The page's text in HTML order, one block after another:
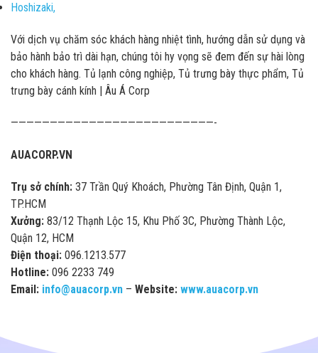
Hoshizaki,
Với dịch vụ chăm sóc khách hàng nhiệt tình, hướng dẫn sử dụng và
bảo hành bảo trì dài hạn, chúng tôi hy vọng sẽ đem đến sự hài lòng
cho khách hàng. Tủ lạnh công nghiệp, Tủ trưng bày thực phẩm, Tủ
trưng bày cánh kính | Âu Á Corp
——————————————————————————-
AUACORP.VN
Trụ sở chính: 37 Trần Quý Khoách, Phường Tân Định, Quận 1,
TP.HCM
Xưởng: 83/12 Thạnh Lộc 15, Khu Phố 3C, Phường Thành Lộc,
Quận 12, HCM
Điện thoại: 096.1213.577
Hotline: 096 2233 749
Email: info@auacorp.vn – Website: www.auacorp.vn